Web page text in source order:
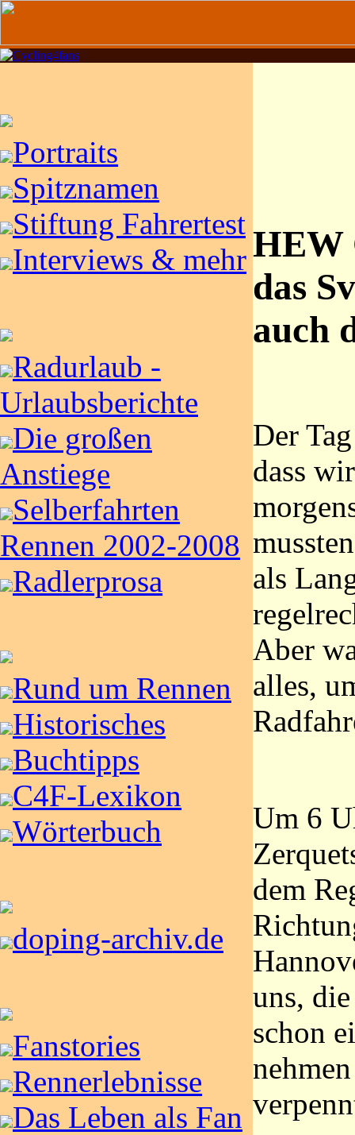
Portraits
Spitznamen
Stiftung Fahrertest
Interviews & mehr
Radurlaub -
Urlaubsberichte
Die großen
Anstiege
Selberfahrten
Rennen 2002-2008
Radlerprosa
Rund um Rennen
Historisches
Buchtipps
C4F-Lexikon
Wörterbuch
doping-archiv.de
Fanstories
Rennerlebnisse
Das Leben als Fan
HEW
das
auch
Der
dass
als
Aber
alles,
Um 6
dem
uns,
schon